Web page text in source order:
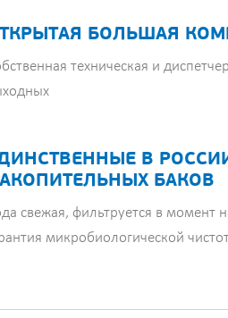
БОЛЬШАЯ
техническая и
В
БАКОВ
свежая, фильтруется в момент
микробиологической